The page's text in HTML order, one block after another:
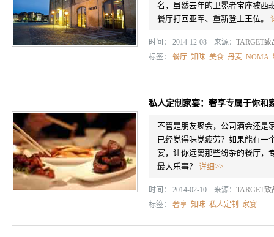
名，虽然去年的卫冕者宝座被西
餐厅打回亚军、重新登上王位。
时间： 2014-12-08 来源： TARGET致
标签： 餐厅 知味 美食 丹麦 NOMA
私人定制家宴：奢享专属于你和
不管是朋友聚会，公司酒会还是
已经觉得味觉疲劳？如果能有一
宴，让你远离那些纷杂的餐厅，
最大乐事？ 详细>>
时间： 2014-02-10 来源： TARGET致
标签： 奢享 知味 私人定制 家宴